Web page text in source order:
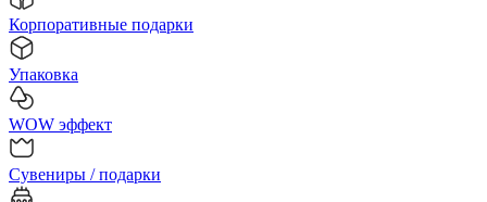
Корпоративные подарки
Упаковка
WOW эффект
Сувениры / подарки